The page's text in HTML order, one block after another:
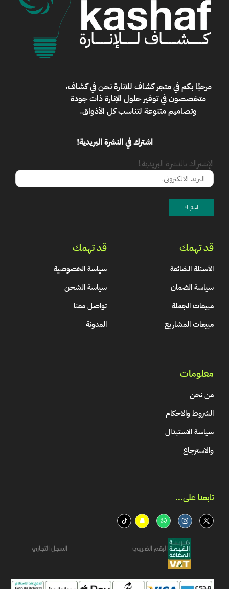
مرحبًا بكم فيمتجر كشاف للانارةنحن في كشاف،
متخصصون في توفير حلول الإنارة ذات جودة
وتصاميم متنوعة لتناسب كل الأذواق.
اشترك في النشرة البريدية!
الإشتراك بالنشرة البريدية.!
قد تهمك
الأسئلة الشائعة
سياسة الضمان
مبيعات الجملة
مبيعات المشاريع
قد تهمك
سياسة الخصوصية
سياسة الشحن
تواصل معنا
المدونة
معلومات
من نحن
الشروط والاحكام
سياسة الاستبدال
والاسترجاع
تابعنا على...​
الرقم الضريبي السجل التجاري